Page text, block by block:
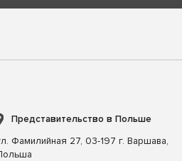
Представительство в Польше
Фамилийная 27, 03-197 г. Варшава,